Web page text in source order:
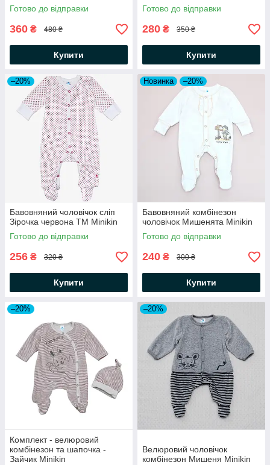
Готово до відправки
360 ₴ 480 ₴
Купити
Готово до відправки
280 ₴ 350 ₴
Купити
–20%
Бавовняний чоловічок сліп
Зірочка червона ТМ Minikin
Готово до відправки
256 ₴ 320 ₴
Купити
Новинка –20%
Бавовняний комбінезон
чоловічок Мишенята Minikin
Готово до відправки
240 ₴ 300 ₴
Купити
–20%
Комплект - велюровий
комбінезон та шапочка -
Зайчик Minikin
–20%
Велюровий чоловічок
комбінезон Мишеня Minikin